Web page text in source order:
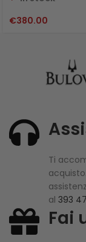
€380.00
Ti
al 393
Fai